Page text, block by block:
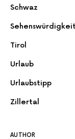
Schwaz
Tirol
Urlaub
Urlaubstipp
Zillertal
AUTHOR